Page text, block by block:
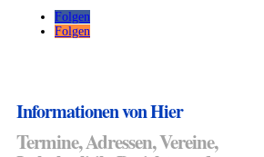
Folgen
Folgen
Informationen von Hier
Termine, Adressen, Vereine,